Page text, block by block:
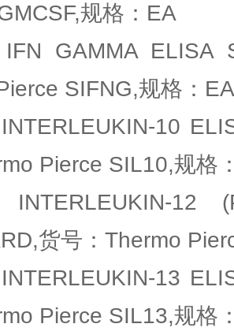
规格：EA
IFN GAMMA ELISA
SIFNG,规格：EA
INTERLEUKIN-10
Pierce SIL10,规格
货号：Thermo
INTERLEUKIN-13
Pierce SIL13,规格